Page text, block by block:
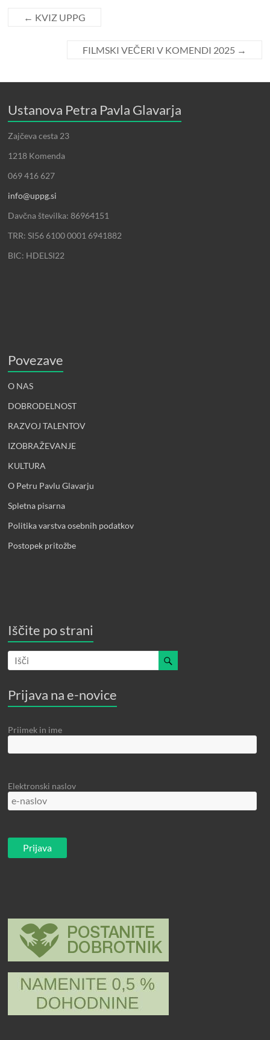
← KVIZ UPPG
FILMSKI VEČERI V KOMENDI 2025 →
Ustanova Petra Pavla Glavarja
Zajčeva cesta 23
1218 Komenda
069 416 627
info@uppg.si
Davčna številka: 86964151
TRR: SI56 6100 0001 6941882
BIC: HDELSI22
Povezave
O NAS
DOBRODELNOST
RAZVOJ TALENTOV
IZOBRAŽEVANJE
KULTURA
O Petru Pavlu Glavarju
Spletna pisarna
Politika varstva osebnih podatkov
Postopek pritožbe
Iščite po strani
Prijava na e-novice
Priimek in ime
Elektronski naslov